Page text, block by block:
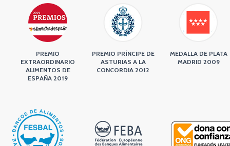
PREMIO
EXTRAORDINARIO
ALIMENTOS DE
ESPAÑA 2019
PREMIO PRÍNCIPE DE
ASTURIAS A LA
CONCORDIA 2012
MEDALLA DE PLATA
MADRID 2009